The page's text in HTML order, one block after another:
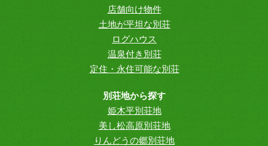
店舗向け物件
土地が平坦な別荘
ログハウス
温泉付き別荘
定住・永住可能な別荘
別荘地から探す
姫木平別荘地
美し松高原別荘地
りんどうの郷別荘地